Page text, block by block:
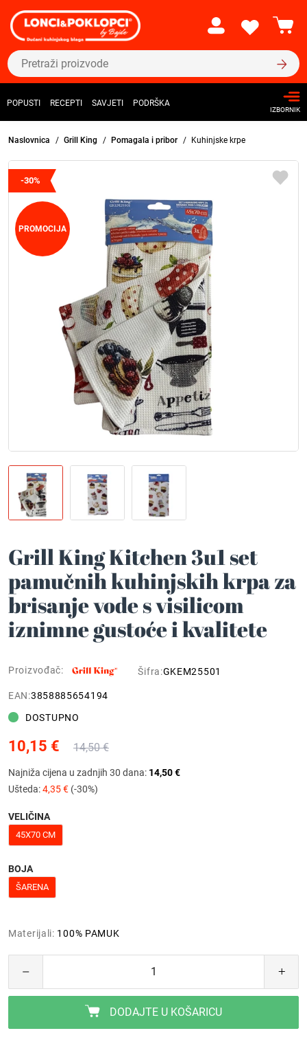
POPUSTI RECEPTI SAVJETI PODRŠKA
IZBORNIK
Naslovnica Grill King Pomagala i pribor Kuhinjske krpe
-30%
PROMOCIJA
Grill King Kitchen 3u1 set
pamučnih kuhinjskih krpa za
brisanje vode s visilicom
iznimne gustoće i kvalitete
Proizvođač: Šifra:GKEM25501
EAN:3858885654194
DOSTUPNO
10,15 € 14,50 €
Najniža cijena u zadnjih 30 dana: 14,50 €
Ušteda:4,35 € (-30%)
VELIČINA
45X70 CM
BOJA
ŠARENA
Materijali: 100% PAMUK
DODAJTE U KOŠARICU